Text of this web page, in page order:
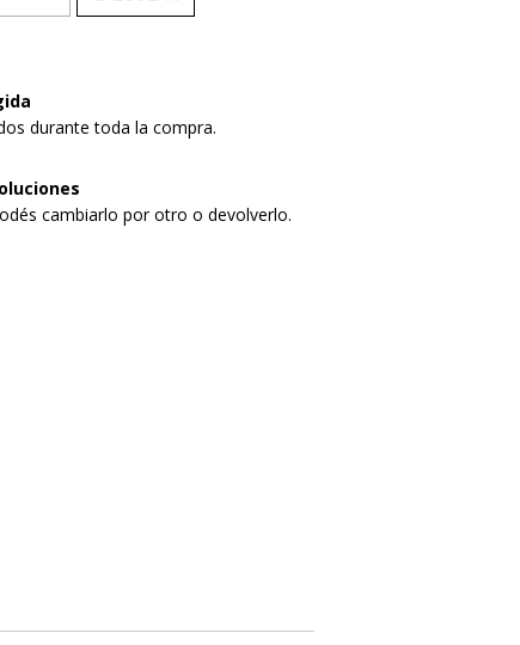
durante toda la compra.
cambiarlo por otro o devolverlo.